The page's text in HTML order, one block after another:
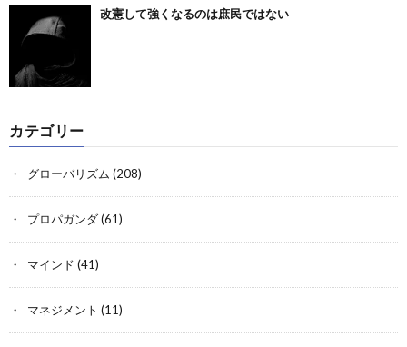
改憲して強くなるのは庶民ではない
カテゴリー
グローバリズム (208)
プロパガンダ(61)
マインド (41)
マネジメント (11)